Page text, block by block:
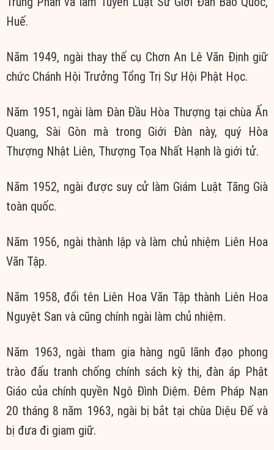
Huế.
Năm 1949, ngài thay thế cụ Chơn An Lê Văn Định giữ
chức Chánh Hội Trưởng Tổng Trị Sự Hội Phật Học.
Năm 1951, ngài làm Đàn Đầu Hòa Thượng tại chùa Ấn
Quang, Sài Gòn mà trong Giới Đàn này, quý Hòa
Thượng Nhật Liên, Thượng Tọa Nhất Hạnh là giới tử.
Năm 1952, ngài được suy cử làm Giám Luật Tăng Già
toàn quốc.
Năm 1956, ngài thành lập và làm chủ nhiệm Liên Hoa
Văn Tập.
Năm 1958, đổi tên Liên Hoa Văn Tập thành Liên Hoa
Nguyệt San và cũng chính ngài làm chủ nhiệm.
Năm 1963, ngài tham gia hàng ngũ lãnh đạo phong
trào đấu tranh chống chính sách kỳ thị, đàn áp Phật
Giáo của chính quyền Ngô Đình Diệm. Đêm Pháp Nạn
20 tháng 8 năm 1963, ngài bị bắt tại chùa Diệu Đế và
bị đưa đi giam giữ.